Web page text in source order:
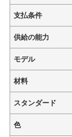
支払条件
供給の能力
モデル
材料
スタンダード
色